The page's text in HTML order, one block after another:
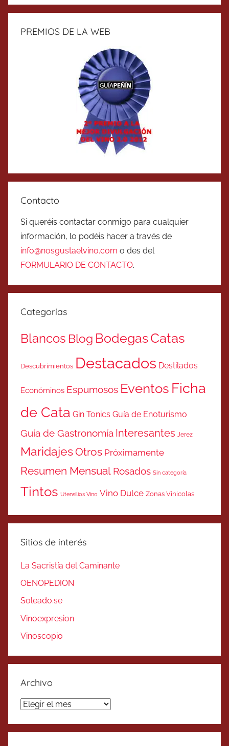
PREMIOS DE LA WEB
Contacto
Si queréis contactar conmigo para cualquier
información, lo podéis hacer a través de
info@nosgustaelvino.com o des del
FORMULARIO DE CONTACTO.
Categorías
Blancos Blog BodegasCatas
Descubrimientos Destacados Destilados
Económinos Espumosos Eventos Ficha
de Cata Gin Tonics Guía de Enoturismo
Guía de Gastronomía Interesantes Jerez
MaridajesOtros Próximamente
Resumen Mensual Rosados Sin categoría
Tintos Utensilios Vino Vino Dulce Zonas Vinicolas
Sitios de interés
La Sacristía del Caminante
OENOPEDION
Soleado.se
Vinoexpresion
Vinoscopio
Archivo
Archivo